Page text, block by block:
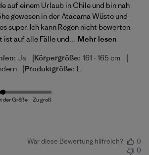
auf einem Urlaub in Chile und bin nah
gewesen in der Atacama Wüste und
super. Ich kann Regen nicht bewerten
auf alle Fälle und... Mehr lesen
Ja |Körpergröße: 161 - 165 cm |
|Produktgröße: L
War diese Bewertung hilfreich?
0
0